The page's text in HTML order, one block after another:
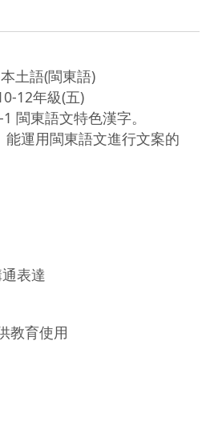
土語(閩東語)
12年級(五)
閩東語文特色漢字。
運用閩東語文進行文案的
表達
教育使用